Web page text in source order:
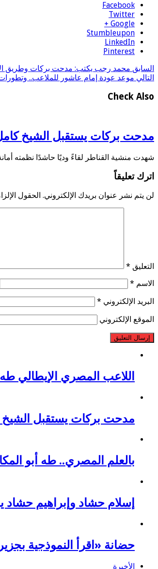
Facebook
Twitter
Google +
Stumbleupon
LinkedIn
Pinterest
السابق محمد رجب يكتب: مدحت بركات وطريق
التالي موعد عودة إمام عاشور للملاعب..
Check Also
مدحت بركات يستقبل الشيخ
شهدت منشية القناطر لقاءً وديًا حاشدًا نظمته
اترك تعليقاً
لن يتم نشر عنوان بريدك الإلكتروني. الحقول
التعليق *
الاسم *
البريد الإلكتروني *
الموقع الإلكتروني
اللاعب المصري الإيطالي
مدحت بركات يستقبل الشيخ
بالعلم المصري.. طه أبو المكارم يحسم مواجهته
إسلام حشاد وإبراهيم
حضانة «اقرأ النموذجية بجزيرة
الأخيرة